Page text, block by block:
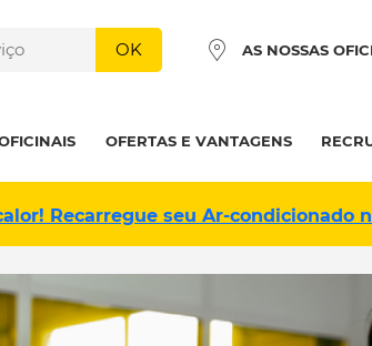
OK AS NOSSAS
OFERTAS E VANTAGENS
Recarregue seu Ar-condicionado